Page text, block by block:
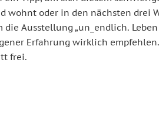
wohnt oder in den nächsten drei
die Ausstellung „un_endlich.
Erfahrung wirklich
frei.